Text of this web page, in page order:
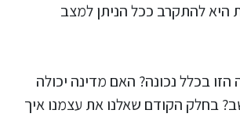
היא להתקרב ככל הניתן למצב
בכלל נכונה? האם מדינה יכולה
בחלק הקודם שאלנו את עצמנו איך